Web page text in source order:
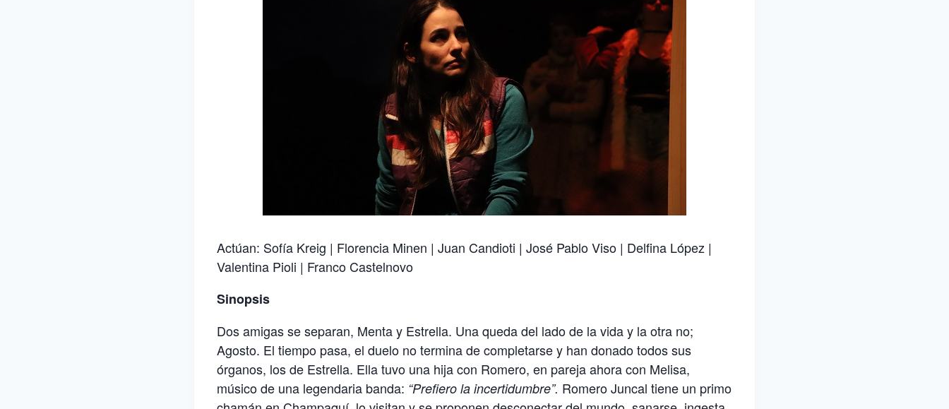
Actúan: Sofía Kreig | Florencia Minen | Juan Candioti | José Pablo Viso | Delfina López |
Valentina Pioli | Franco Castelnovo
Sinopsis
Dos amigas se separan, Menta y Estrella. Una queda del lado de la vida y la otra no;
Agosto. El tiempo pasa, el duelo no termina de completarse y han donado todos sus
órganos, los de Estrella. Ella tuvo una hija con Romero, en pareja ahora con Melisa,
músico de una legendaria banda: “Prefiero la incertidumbre”. Romero Juncal tiene un primo